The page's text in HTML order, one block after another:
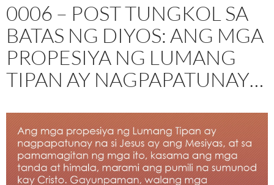
0006 – POST TUNGKOL SA
BATAS NG DIYOS: ANG MGA
PROPESIYA NG LUMANG
TIPAN AY NAGPAPATUNAY…